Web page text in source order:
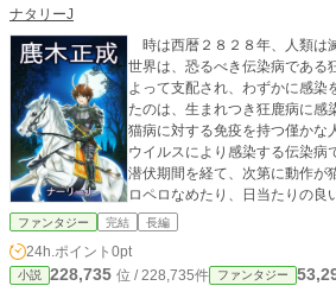
ナタリーJ
時は西暦２８２８年、人類は
世界は、恐るべき伝染病である
よって支配され、わずかに感染
たのは、生まれつき狂鹿病に感
猫病に対する免疫を持つ僅かな人々とな
ウイルスにより感染する伝染病
潜伏期間を経て、次第に動作が
ロペロなめたり、日当たりの良
るのが初期症状だが、次第に四
ある。 今や、日本全土のほとんどを征服した猫人間軍は、
破竹の勢いで箕面の猿人間軍を
ファンタジー 完結 長編
24h.ポイント 0pt
小説 228,735 位 / 228,735件 ファンタジー